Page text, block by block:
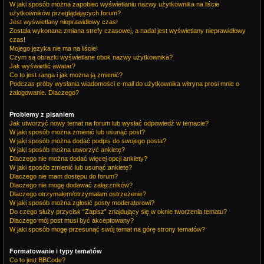
W jaki sposób można zapobiec wyświetlaniu nazwy użytkownika na liście
użytkowników przeglądających forum?
Jest wyświetlany nieprawidłowy czas!
Została wykonana zmiana strefy czasowej, a nadal jest wyświetlany nieprawidłowy
czas!
Mojego języka nie ma na liście!
Czym są obrazki wyświetlane obok nazwy użytkownika?
Jak wyświetlić awatar?
Co to jest ranga i jak można ją zmienić?
Podczas próby wysłania wiadomości e-mail do użytkownika witryna prosi mnie o
zalogowanie. Dlaczego?
Problemy z pisaniem
Jak utworzyć nowy temat na forum lub wysłać odpowiedź w temacie?
W jaki sposób można zmienić lub usunąć post?
W jaki sposób można dodać podpis do swojego posta?
W jaki sposób można utworzyć ankietę?
Dlaczego nie można dodać więcej opcji ankiety?
W jaki sposób zmienić lub usunąć ankietę?
Dlaczego nie mam dostępu do forum?
Dlaczego nie mogę dodawać załączników?
Dlaczego otrzymałem/otrzymałam ostrzeżenie?
W jaki sposób można zgłosić posty moderatorowi?
Do czego służy przycisk “Zapisz” znajdujący się w oknie tworzenia tematu?
Dlaczego mój post musi być akceptowany?
W jaki sposób mogę przesunąć swój temat na górę strony tematów?
Formatowanie i typy tematów
Co to jest BBCode?